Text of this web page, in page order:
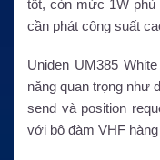
tốt, còn mức 1W
cần phát công suất
Uniden UM385
năng quan trọng như
send và position
với bộ đàm VHF hàng